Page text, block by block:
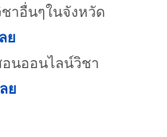
าอื่นๆในจังหวัด
ย
นออนไลน์วิชา
ย